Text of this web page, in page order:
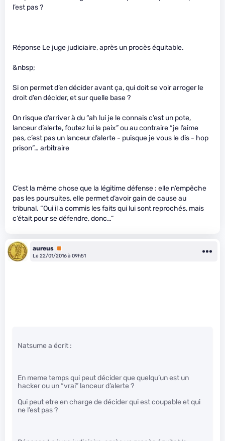
l’est pas ?
Réponse Le juge judiciaire, après un procès équitable.
&nbsp;
Si on permet d’en décider avant ça, qui doit se voir arroger le
droit d’en décider, et sur quelle base ?
On risque d’arriver à du “ah lui je le connais c’est un pote,
lanceur d’alerte, foutez lui la paix” ou au contraire “je l’aime
pas, c’est pas un lanceur d’alerte - puisque je vous le dis - hop
prison”… arbitraire
C’est la même chose que la légitime défense : elle n’empêche
pas les poursuites, elle permet d’avoir gain de cause au
tribunal. “Oui il a commis les faits qui lui sont reprochés, mais
c’était pour se défendre, donc…”
aureus Premium
Le 22/01/2016 à 09h51
Natsume a écrit :
En meme temps qui peut décider que quelqu’un est un
hacker ou un “vrai” lanceur d’alerte ?
Qui peut etre en charge de décider qui est coupable et qui
ne l’est pas ?